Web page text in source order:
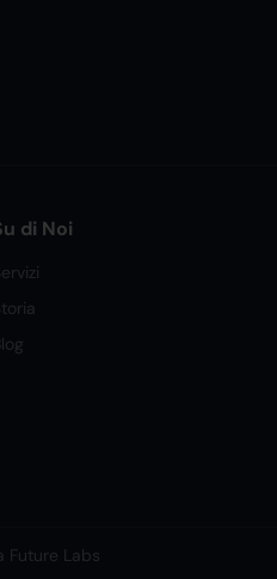
di Noi
Future Labs